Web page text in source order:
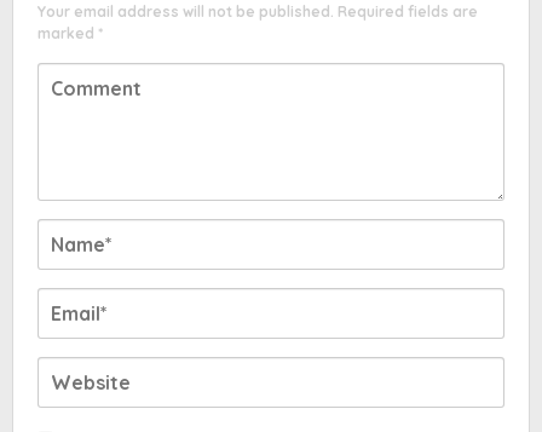
Your email address will not be published. Required fields are
marked *